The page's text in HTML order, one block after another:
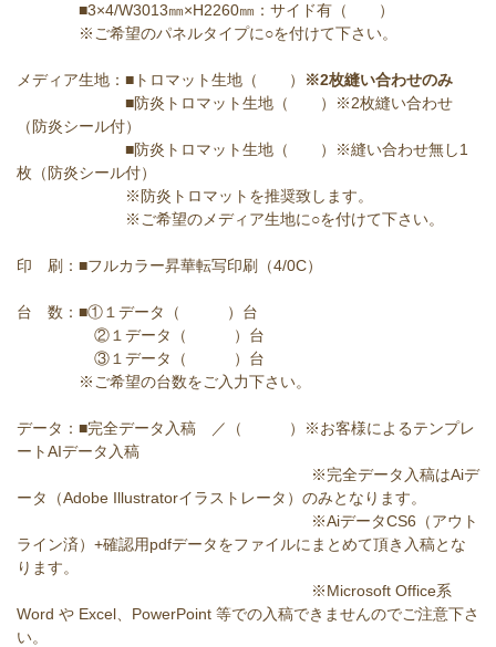
■3×4/W3013㎜×H2260㎜：サイド有（ ）
※ご希望のパネルタイプに○を付けて下さい。
メディア生地：■トロマット生地（ ）
※2枚縫い合わせのみ
■防炎トロマット生地（ ）※2枚縫い合わせ
（防炎シール付）
■防炎トロマット生地（ ）※縫い合わせ無し1
枚（防炎シール付）
※防炎トロマットを推奨致します。
※ご希望のメディア生地に○を付けて下さい。
印 刷：■フルカラー昇華転写印刷（4/0C）
台 数：■①１データ（ ）台
②１データ（ ）台
③１データ（ ）台
※ご希望の台数をご入力下さい。
データ：■完全データ入稿 ／（ ）※お客様によるテンプレ
ートAIデータ入稿
※完全データ入稿はAiデ
ータ（Adobe Illustratorイラストレータ）のみとなります。
※AiデータCS6（アウト
ライン済）+確認用pdfデータをファイルにまとめて頂き入稿とな
ります。
※Microsoft Office系
Word や Excel、PowerPoint 等での入稿できませんのでご注意下さ
い。